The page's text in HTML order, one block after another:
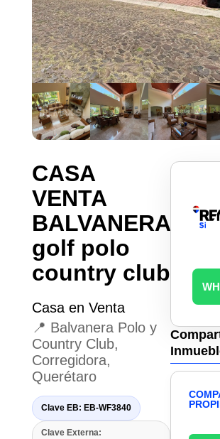
CASA
VENTA
BALVANERA
golf polo
country club
Casa en Venta
📍 Balvanera Polo y
Country Club,
Corregidora,
Querétaro
Clave EB: EB-WF3840
Clave Externa: